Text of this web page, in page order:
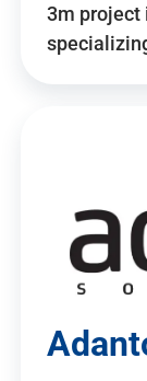
3m project